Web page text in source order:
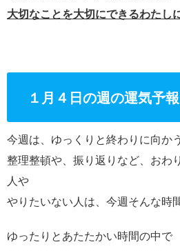
大切なことを大切にできるわたしに
１月４日の週の運気予
今週は、ゆっくりと終わりに向か
整理整頓や、振り返りなど、おわ
人や
やりたいない人は、今週そんな時間
ゆったりとあたたかい時間の中で